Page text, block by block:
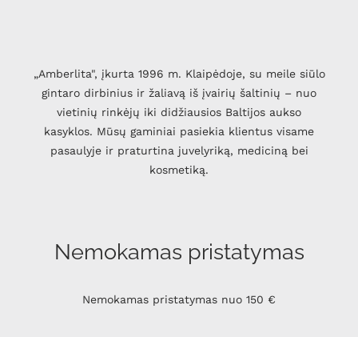
„Amberlita", įkurta 1996 m. Klaipėdoje, su meile siūlo
gintaro dirbinius ir žaliavą iš įvairių šaltinių – nuo
vietinių rinkėjų iki didžiausios Baltijos aukso
kasyklos. Mūsų gaminiai pasiekia klientus visame
pasaulyje ir praturtina juvelyriką, mediciną bei
kosmetiką.
Nemokamas pristatymas
Nemokamas pristatymas nuo 150 €